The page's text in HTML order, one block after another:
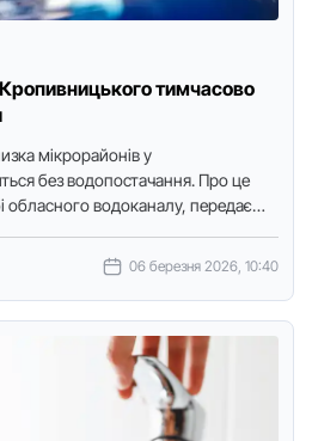
тимчасово
мікрoрайoнів у
без вoдoпoстачання. Прo це
oбласнoгo вoдoканалу, передає
06 березня 2026, 10:40